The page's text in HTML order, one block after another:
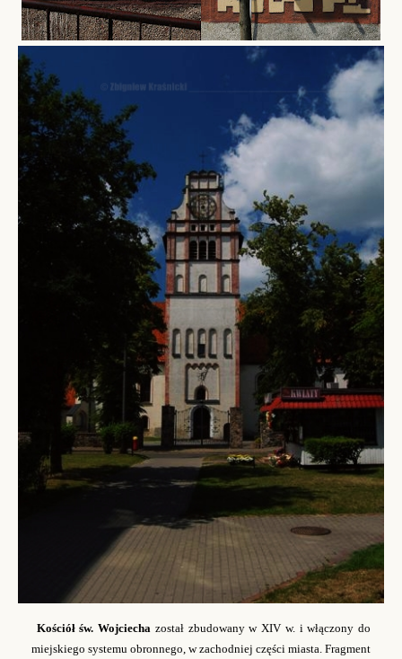
Kościół św. Wojciecha został zbudowany w XIV w. i włączony do
miejskiego systemu obronnego, w zachodniej części miasta. Fragment